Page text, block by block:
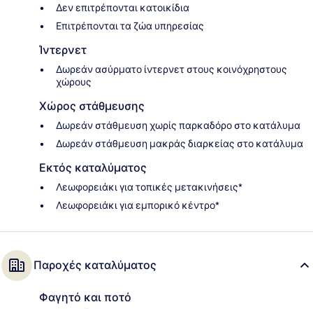
Δεν επιτρέπονται κατοικίδια
Επιτρέπονται τα ζώα υπηρεσίας
Ίντερνετ
Δωρεάν ασύρματο ίντερνετ στους κοινόχρηστους
χώρους
Χώρος στάθμευσης
Δωρεάν στάθμευση χωρίς παρκαδόρο στο κατάλυμα
Δωρεάν στάθμευση μακράς διαρκείας στο κατάλυμα
Εκτός καταλύματος
Λεωφορειάκι για τοπικές μετακινήσεις*
Λεωφορειάκι για εμπορικό κέντρο*
Παροχές καταλύματος
Φαγητό και ποτό